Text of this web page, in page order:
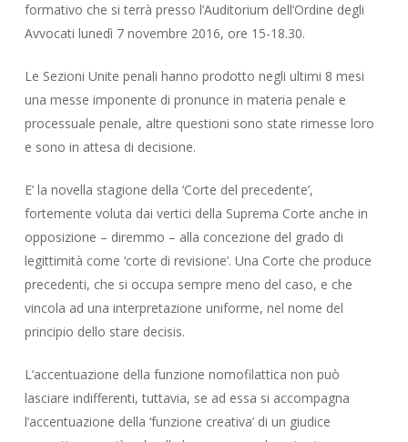
formativo che si terrà presso l’Auditorium dell’Ordine degli
Avvocati lunedì 7 novembre 2016, ore 15-18.30.
Le Sezioni Unite penali hanno prodotto negli ultimi 8 mesi
una messe imponente di pronunce in materia penale e
processuale penale, altre questioni sono state rimesse loro
e sono in attesa di decisione.
E’ la novella stagione della ‘Corte del precedente’,
fortemente voluta dai vertici della Suprema Corte anche in
opposizione – diremmo – alla concezione del grado di
legittimità come ‘corte di revisione’. Una Corte che produce
precedenti, che si occupa sempre meno del caso, e che
vincola ad una interpretazione uniforme, nel nome del
principio dello stare decisis.
L’accentuazione della funzione nomofilattica non può
lasciare indifferenti, tuttavia, se ad essa si accompagna
l’accentuazione della ‘funzione creativa’ di un giudice